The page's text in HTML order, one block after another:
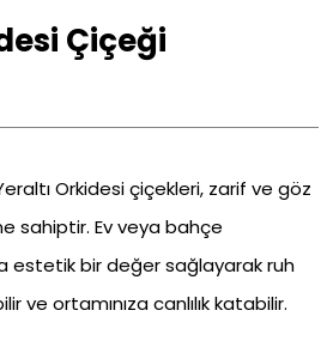
Çiçeği
Orkidesi çiçekleri, zarif ve göz
sahiptir. Ev veya bahçe
estetik bir değer sağlayarak ruh
ve ortamınıza canlılık katabilir.